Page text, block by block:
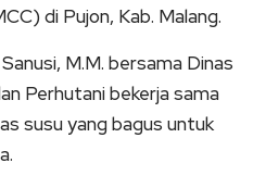
di Pujon, Kab. Malang.
M.M. bersama Dinas
Perhutani bekerja sama
susu yang bagus untuk